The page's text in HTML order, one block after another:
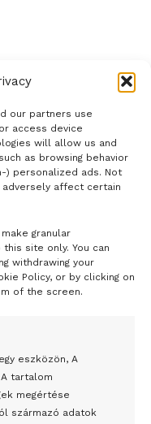
our partners use
access device
will allow us and
as browsing behavior
) personalized ads. Not
adversely affect certain
granular
site only. You can
withdrawing your
Policy, or by clicking on
of the screen.
eszközön, A
tartalom
megértése
származó adatok